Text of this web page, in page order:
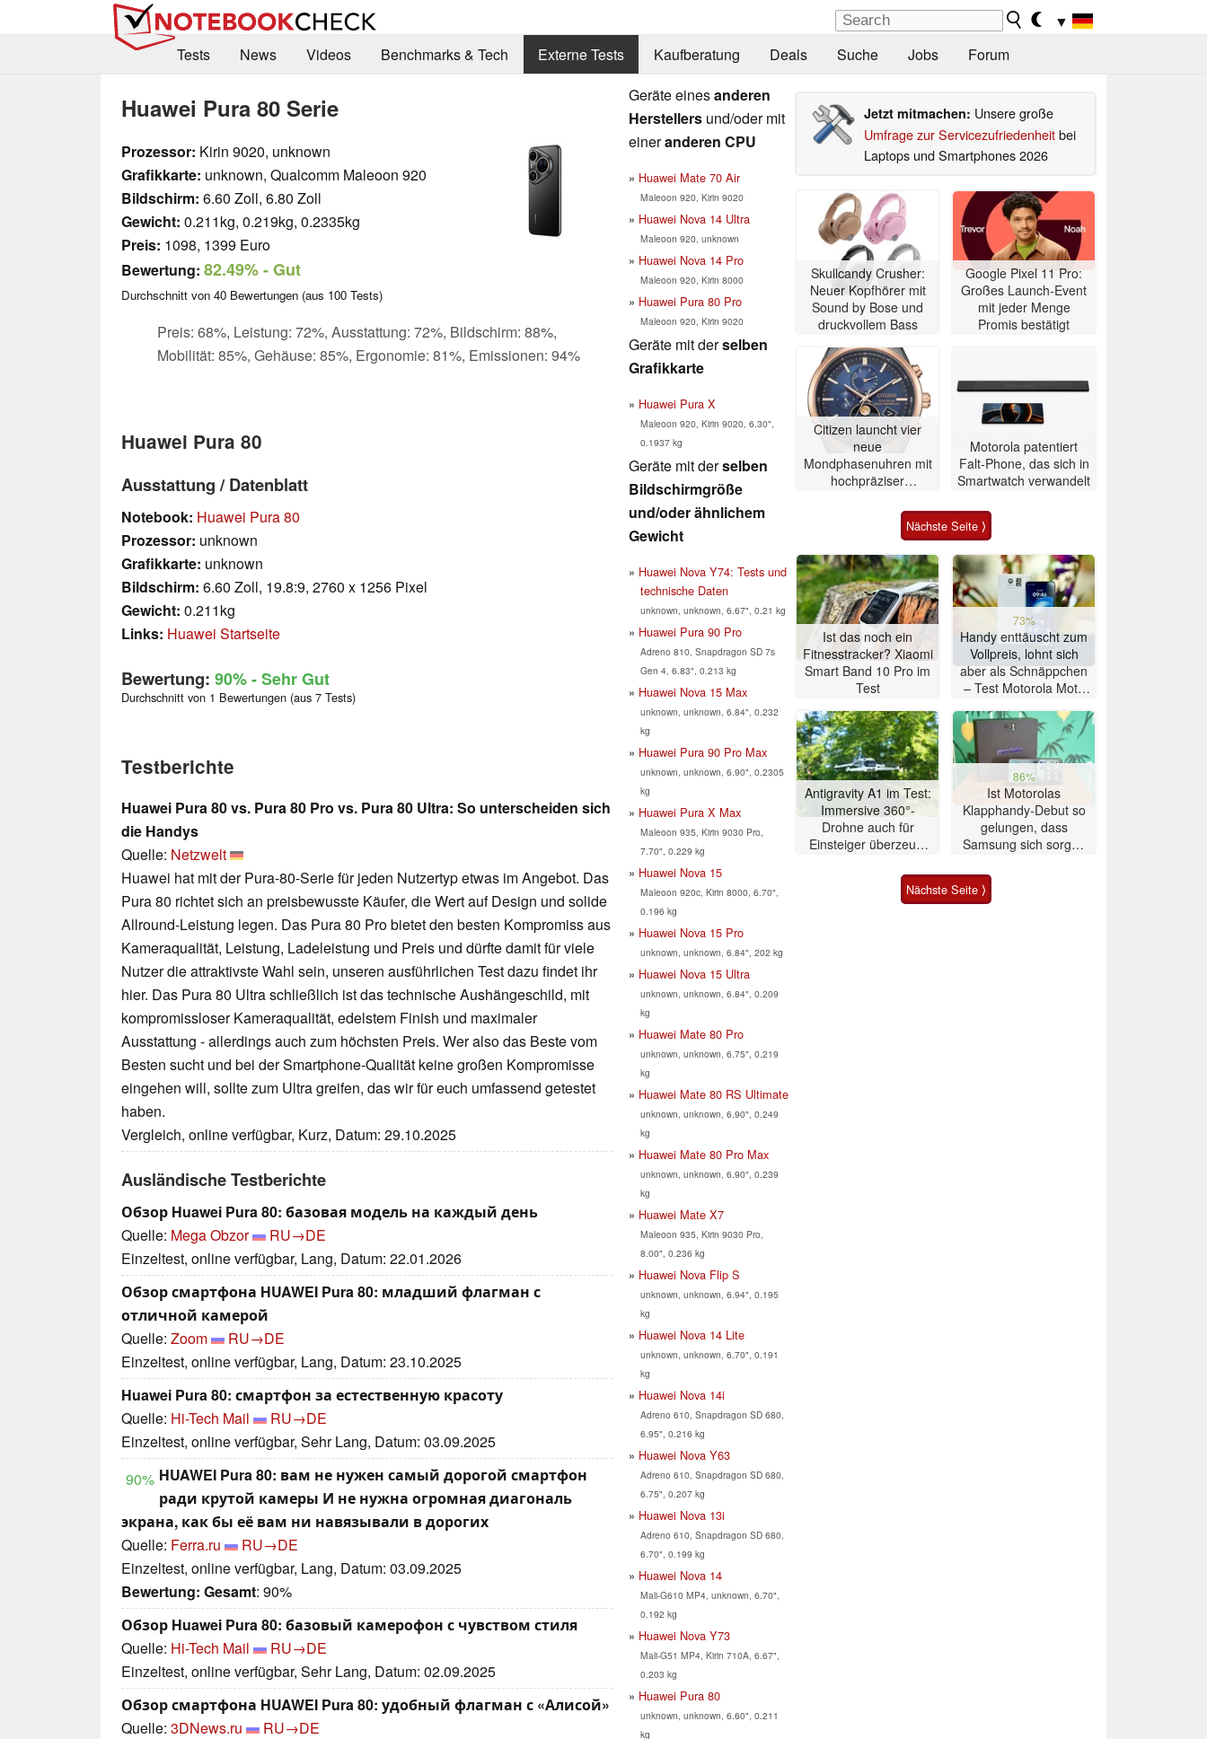
▼
Tests
News Videos Benchmarks & Tech Externe Tests Kaufberatung Deals Suche Jobs Forum
Huawei Pura 80 Serie
Prozessor: Kirin 9020, unknown
Grafikkarte: unknown, Qualcomm Maleoon 920
Bildschirm: 6.60 Zoll, 6.80 Zoll
Gewicht: 0.211kg, 0.219kg, 0.2335kg
Preis: 1098, 1399 Euro
Bewertung: 82.49%- Gut
Durchschnitt von 40 Bewertungen (aus 100 Tests)
Preis: 68%, Leistung: 72%, Ausstattung: 72%, Bildschirm: 88%,
Mobilität: 85%, Gehäuse: 85%, Ergonomie: 81%, Emissionen: 94%
Huawei Pura 80
Ausstattung / Datenblatt
Notebook: Huawei Pura 80
Prozessor: unknown
Grafikkarte: unknown
Bildschirm: 6.60 Zoll, 19.8:9, 2760 x 1256 Pixel
Gewicht: 0.211kg
Links: Huawei Startseite
Bewertung: 90%- Sehr Gut
Durchschnitt von 1 Bewertungen (aus 7 Tests)
Testberichte
Huawei Pura 80 vs. Pura 80 Pro vs. Pura 80 Ultra: So unterscheiden sich
die Handys
Quelle: Netzwelt
Huawei hat mit der Pura-80-Serie für jeden Nutzertyp etwas im Angebot. Das
Pura 80 richtet sich an preisbewusste Käufer, die Wert auf Design und solide
Allround-Leistung legen. Das Pura 80 Pro bietet den besten Kompromiss aus
Kameraqualität, Leistung, Ladeleistung und Preis und dürfte damit für viele
Nutzer die attraktivste Wahl sein, unseren ausführlichen Test dazu findet ihr
hier. Das Pura 80 Ultra schließlich ist das technische Aushängeschild, mit
kompromissloser Kameraqualität, edelstem Finish und maximaler
Ausstattung - allerdings auch zum höchsten Preis. Wer also das Beste vom
Besten sucht und bei der Smartphone-Qualität keine großen Kompromisse
eingehen will, sollte zum Ultra greifen, das wir für euch umfassend getestet
haben.
Vergleich, online verfügbar, Kurz, Datum: 29.10.2025
Ausländische Testberichte
Обзор Huawei Pura 80: базовая модель на каждый день
Quelle: Mega Obzor
RU→DE
Einzeltest, online verfügbar, Lang, Datum: 22.01.2026
Обзор смартфона HUAWEI Pura 80: младший флагман с
отличной камерой
Quelle: Zoom
RU→DE
Einzeltest, online verfügbar, Lang, Datum: 23.10.2025
Huawei Pura 80: смартфон за естественную красоту
Quelle: Hi-Tech Mail
RU→DE
Einzeltest, online verfügbar, Sehr Lang, Datum: 03.09.2025
90% HUAWEI Pura 80: вам не нужен самый дорогой смартфон
ради крутой камеры И не нужна огромная диагональ
экрана, как бы её вам ни навязывали в дорогих
Quelle: Ferra.ru
RU→DE
Einzeltest, online verfügbar, Lang, Datum: 03.09.2025
Bewertung: Gesamt: 90%
Обзор Huawei Pura 80: базовый камерофон с чувством стиля
Quelle: Hi-Tech Mail
RU→DE
Einzeltest, online verfügbar, Sehr Lang, Datum: 02.09.2025
Обзор смартфона HUAWEI Pura 80: удобный флагман с «Алисой»
Quelle: 3DNews.ru
RU→DE
Geräte einesanderen
Herstellers und/oder mit
eineranderen CPU
Huawei Mate 70 Air
Maleoon 920, Kirin 9020
Huawei Nova 14 Ultra
Maleoon 920, unknown
Huawei Nova 14 Pro
Maleoon 920, Kirin 8000
Huawei Pura 80 Pro
Maleoon 920, Kirin 9020
Geräte mit derselben
Grafikkarte
Huawei Pura X
Maleoon 920, Kirin 9020, 6.30",
0.1937 kg
Geräte mit derselben
Bildschirmgröße
und/oder ähnlichem
Gewicht
Huawei Nova Y74: Tests und
technische Daten
unknown, unknown, 6.67", 0.21 kg
Huawei Pura 90 Pro
Adreno 810, Snapdragon SD 7s
Gen 4, 6.83", 0.213 kg
Huawei Nova 15 Max
unknown, unknown, 6.84", 0.232
kg
Huawei Pura 90 Pro Max
unknown, unknown, 6.90", 0.2305
kg
Huawei Pura X Max
Maleoon 935, Kirin 9030 Pro,
7.70", 0.229 kg
Huawei Nova 15
Maleoon 920c, Kirin 8000, 6.70",
0.196 kg
Huawei Nova 15 Pro
unknown, unknown, 6.84", 202 kg
Huawei Nova 15 Ultra
unknown, unknown, 6.84", 0.209
kg
Huawei Mate 80 Pro
unknown, unknown, 6.75", 0.219
kg
Huawei Mate 80 RS Ultimate
unknown, unknown, 6.90", 0.249
kg
Huawei Mate 80 Pro Max
unknown, unknown, 6.90", 0.239
kg
Huawei Mate X7
Maleoon 935, Kirin 9030 Pro,
8.00", 0.236 kg
Huawei Nova Flip S
unknown, unknown, 6.94", 0.195
kg
Huawei Nova 14 Lite
unknown, unknown, 6.70", 0.191
kg
Huawei Nova 14i
Adreno 610, Snapdragon SD 680,
6.95", 0.216 kg
Huawei Nova Y63
Adreno 610, Snapdragon SD 680,
6.75", 0.207 kg
Huawei Nova 13i
Adreno 610, Snapdragon SD 680,
6.70", 0.199 kg
Huawei Nova 14
Mali-G610 MP4, unknown, 6.70",
0.192 kg
Huawei Nova Y73
Mali-G51 MP4, Kirin 710A, 6.67",
0.203 kg
Huawei Pura 80
unknown, unknown, 6.60", 0.211
kg
Jetzt mitmachen: Unsere große
Umfrage zur Servicezufriedenheitbei
Laptops und Smartphones 2026
Skullcandy Crusher:
Neuer Kopfhörer mit
Sound by Bose und
druckvollem Bass
Google Pixel 11 Pro:
Großes Launch-Event
mit jeder Menge
Promis bestätigt
Citizen launcht vier
neue
Mondphasenuhren mit
hochpräziser
Motorola patentiert
Falt-Phone, das sich in
Smartwatch verwandelt
Nächste Seite ⟩
Ist das noch ein
Fitnesstracker? Xiaomi
Smart Band 10 Pro im
Test
73%
Handy enttäuscht zum
Vollpreis, lohnt sich
aber als Schnäppchen
– Test Motorola Moto
Antigravity A1 im Test:
Immersive 360°-
Drohne auch für
Einsteiger überzeugt
86%
Ist Motorolas
Klapphandy-Debut so
gelungen, dass
Samsung sich sorgen
Smartphone im Test
Nächste Seite ⟩